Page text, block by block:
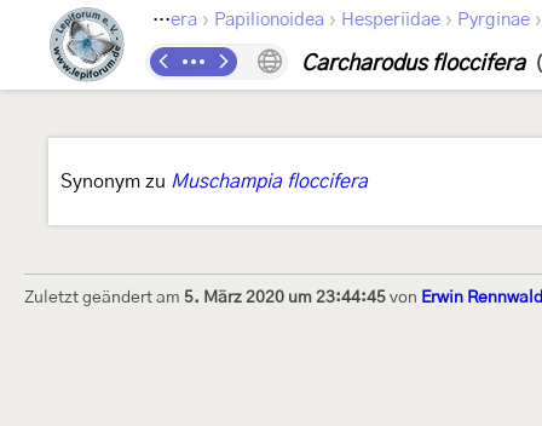
Lepidoptera › Papilionoidea › Hesperiidae › Pyrginae
Carcharodus floccifera
Synonym zu Muschampia floccifera
Zuletzt geändert am 5. März 2020 um 23:44:45 von Erwin Rennwald